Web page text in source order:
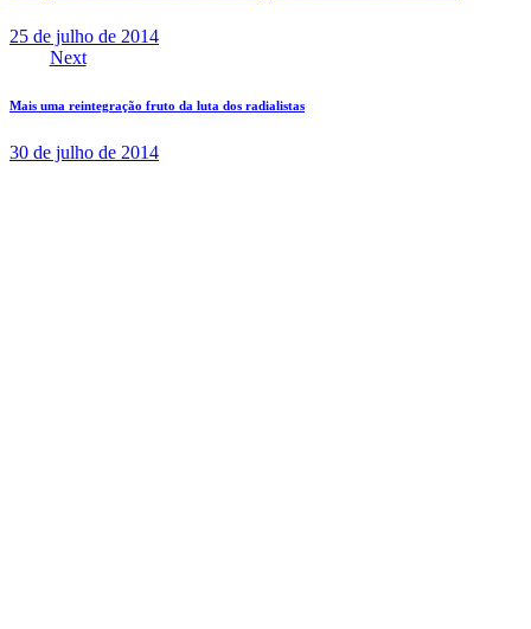
25 de julho de 2014
Next
Mais uma reintegração fruto da luta dos radialistas
30 de julho de 2014